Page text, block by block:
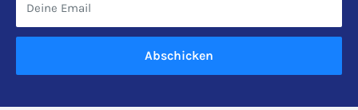
Deine Email
Abschicken